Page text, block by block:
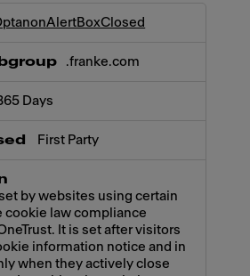
.franke.com
Days
First Party
by websites using certain
cookie law compliance
It is set after visitors
information notice and in
when they actively close